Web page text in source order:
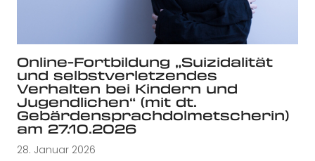
Online-Fortbildung „Suizidalität
und selbstverletzendes
Verhalten bei Kindern und
Jugendlichen“ (mit dt.
Gebärdensprachdolmetscherin)
am 27.10.2026
28. Januar 2026